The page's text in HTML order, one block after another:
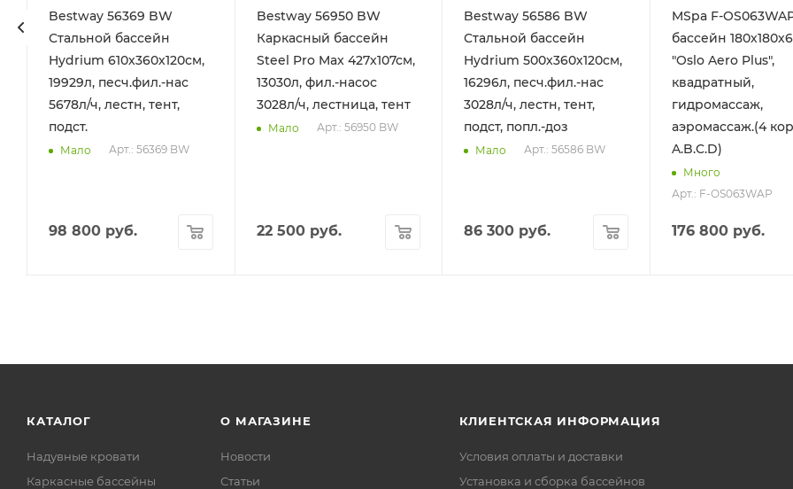
Bestway 56369 BW
Стальной бассейн
Hydrium 610х360х120см,
19929л, песч.фил.-нас
5678л/ч, лестн, тент,
подст.
Мало Арт.: 56369 BW
98 800руб.
Bestway 56950 BW
Каркасный бассейн
Steel Pro Max 427х107см,
13030л, фил.-насос
3028л/ч, лестница, тент
Мало Арт.: 56950 BW
22 500руб.
Bestway 56586 BW
Стальной бассейн
Hydrium 500х360х120см,
16296л, песч.фил.-нас
3028л/ч, лестн, тент,
подст, попл.-доз
Мало Арт.: 56586 BW
86 300 руб.
MSpa F-
бассейн
"Oslo Aero Plus",
квадратный,
гидромассаж,
аэромассаж.(4
A.B.C.D)
Много
Арт.: F-OS063WAP
176 800 руб.
КАТАЛОГ
Надувные кровати
Каркасные бассейны
О МАГАЗИНЕ
Новости
Статьи
КЛИЕНТСКАЯ ИНФОРМАЦИЯ
Условия оплаты и доставки
Установка и сборка бассейнов